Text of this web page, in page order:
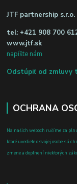
JTF partnership s.r.o.
tel: +421 908 700
www.jtf.sk
napíšte nám
Odstúpiť od zmluvy
OCHRANA
Na našich weboch ručíme za
ktoré uvediete o svojej osobe, sú
zmene a doplnení niektorých